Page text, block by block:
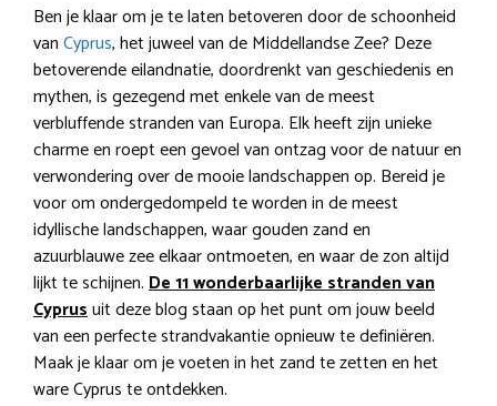
Ben je klaar om je te laten betoveren door de schoonheid
vanCyprus, het juweel van de Middellandse Zee? Deze
betoverende eilandnatie, doordrenkt van geschiedenis en
mythen, is gezegend met enkele van de meest
verbluffende stranden van Europa. Elk heeft zijn unieke
charme en roept een gevoel van ontzag voor de natuur en
verwondering over de mooie landschappen op. Bereid je
voor om ondergedompeld te worden in de meest
idyllische landschappen, waar gouden zand en
azuurblauwe zee elkaar ontmoeten, en waar de zon altijd
lijkt te schijnen.De 11 wonderbaarlijke stranden van
Cyprusuit deze blog staan op het punt om jouw beeld
van een perfecte strandvakantie opnieuw te definiëren.
Maak je klaar om je voeten in het zand te zetten en het
ware Cyprus te ontdekken.